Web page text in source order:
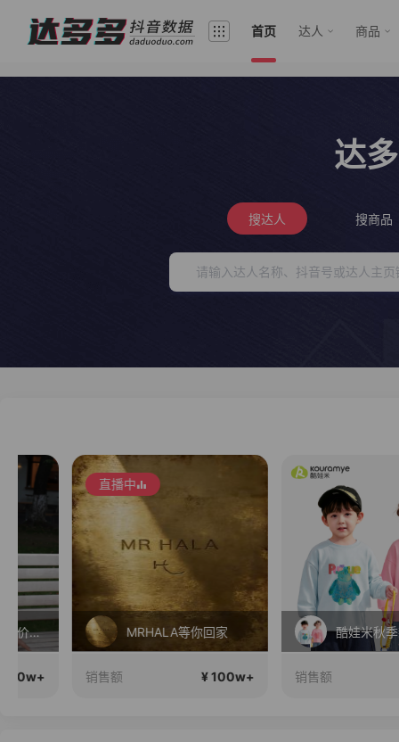
首页 达人 商品
达
搜达人 搜商品
直播中
MRHALA等你回家
销售额
酷娃米秋季新款上新
销售额